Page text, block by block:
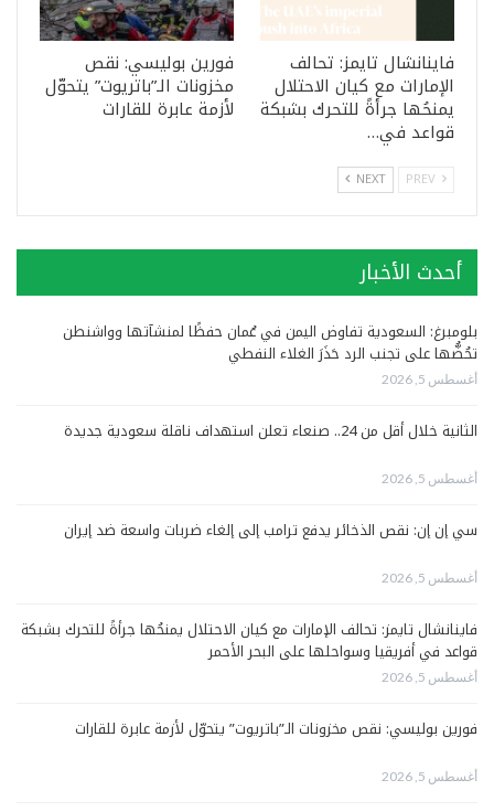
فاينانشال تايمز: تحالف
الإمارات مع كيان الاحتلال
يمنحُها جرأةً للتحرك بشبكة
قواعد في…
فورين بوليسي: نقص
مخزونات الـ”باتريوت” يتحوّل
لأزمة عابرة للقارات
NEXT
أحدث الأخبار
بلومبرغ: السعودية تفاوض اليمن في عُمان حفظًا لمنشآتها وواشنطن
تحُضُّها على تجنب الرد حَذَرَ الغلاء النفطي
أغسطس 5, 2026
الثانية خلال أقل من 24.. صنعاء تعلن استهداف ناقلة سعودية جديدة
أغسطس 5, 2026
سي إن إن: نقص الذخائر يدفع ترامب إلى إلغاء ضربات واسعة ضد إيران
أغسطس 5, 2026
فاينانشال تايمز: تحالف الإمارات مع كيان الاحتلال يمنحُها جرأةً للتحرك بشبكة
قواعد في أفريقيا وسواحلها على البحر الأحمر
أغسطس 5, 2026
فورين بوليسي: نقص مخزونات الـ”باتريوت” يتحوّل لأزمة عابرة للقارات
أغسطس 5, 2026